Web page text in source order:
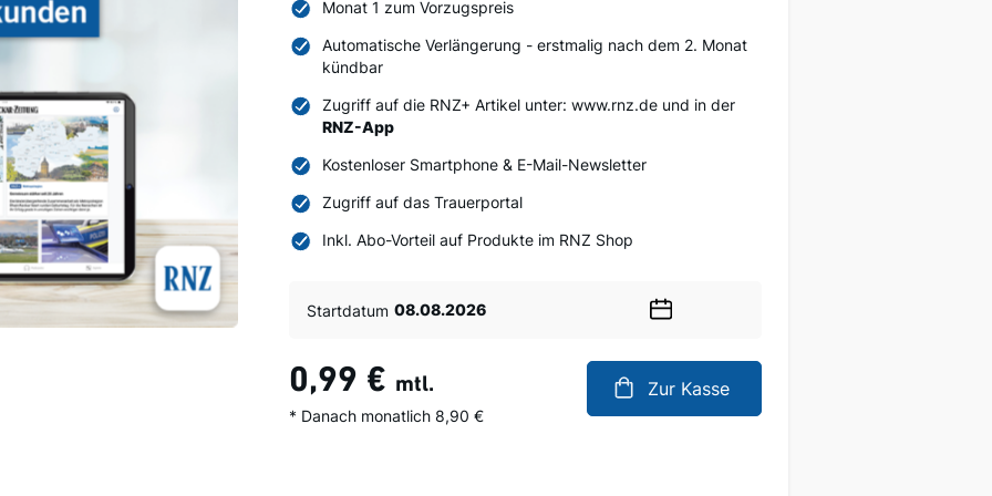
Monat 1 zum Vorzugspreis
Automatische Verlängerung - erstmalig nach dem 2. Monat
kündbar
Zugriff auf die RNZ+ Artikel unter: www.rnz.de und in der
RNZ-App
Kostenloser Smartphone & E-Mail-Newsletter
Zugriff auf das Trauerportal
Inkl. Abo-Vorteil auf Produkte im RNZ Shop
Startdatum
Datum
mtl.
0,99 €
* Danach monatlich 8,90 €
Zur Kasse